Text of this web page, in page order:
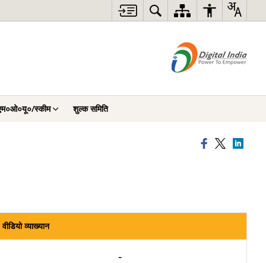
स्कीम शुल्क समिति
वीडियो व्याख्यान